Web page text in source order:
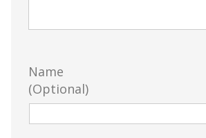
Name
(Optional)